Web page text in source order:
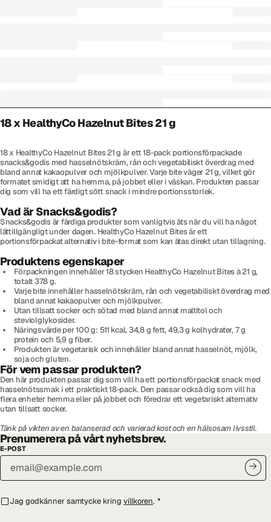
18 x HealthyCo Hazelnut Bites 21 g
18 x HealthyCo Hazelnut Bites 21 g är ett 18-pack portionsförpackade
snacks&godis med hasselnötskräm, rån och vegetabiliskt överdrag med
bland annat kakaopulver och mjölkpulver. Varje bite väger 21 g, vilket gör
formatet smidigt att ha hemma, på jobbet eller i väskan. Produkten passar
dig som vill ha ett färdigt sött snack i mindre portionsstorlek.
Vad är Snacks&godis?
Snacks&godis är färdiga produkter som vanligtvis äts när du vill ha något
lättillgängligt under dagen. HealthyCo Hazelnut Bites är ett
portionsförpackat alternativ i bite-format som kan ätas direkt utan tillagning.
Produktens egenskaper
Förpackningen innehåller 18 stycken HealthyCo Hazelnut Bites à 21 g,
totalt 378 g.
Varje bite innehåller hasselnötskräm, rån och vegetabiliskt överdrag med
bland annat kakaopulver och mjölkpulver.
Utan tillsatt socker och sötad med bland annat maltitol och
steviolglykosider.
Näringsvärde per 100 g: 511 kcal, 34,8 g fett, 49,3 g kolhydrater, 7 g
protein och 5,9 g fiber.
Produkten är vegetarisk och innehåller bland annat hasselnöt, mjölk,
soja och gluten.
För vem passar produkten?
Den här produkten passar dig som vill ha ett portionsförpackat snack med
hasselnötssmak i ett praktiskt 18-pack. Den passar också dig som vill ha
flera enheter hemma eller på jobbet och föredrar ett vegetariskt alternativ
utan tillsatt socker.
Tänk på vikten av en balanserad och varierad kost och en hälsosam livsstil.
Prenumerera på vårt nyhetsbrev.
E-POST
Jag godkänner samtycke kring villkoren. *